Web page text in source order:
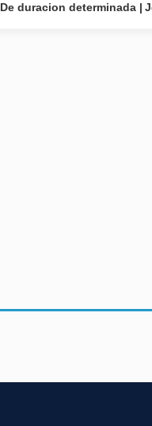
De duracion determinada